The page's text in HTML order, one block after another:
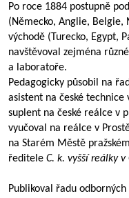
Po roce 1884 postupně
(Německo, Anglie, Belgie,
východě (Turecko, Egypt,
navštěvoval zejména
a laboratoře.
Pedagogicky působil na
asistent na české technice
suplent na české reálce v
vyučoval na reálce v
na Starém Městě
ředitele C. k. vyšší reálky
Publikoval řadu